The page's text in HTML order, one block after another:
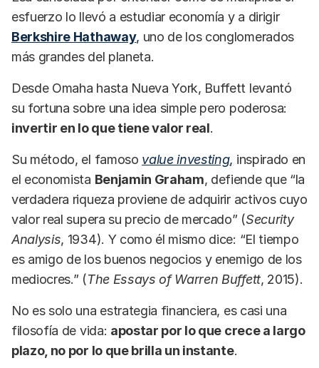
esfuerzo lo llevó a estudiar economía y a dirigir
Berkshire Hathaway, uno de los conglomerados
más grandes del planeta.
Desde Omaha hasta Nueva York, Buffett levantó
su fortuna sobre una idea simple pero poderosa:
invertir en lo que tiene valor real.
Su método, el famoso value investing, inspirado en
el economista Benjamin Graham, defiende que “la
verdadera riqueza proviene de adquirir activos cuyo
valor real supera su precio de mercado” (Security
Analysis, 1934). Y como él mismo dice: “El tiempo
es amigo de los buenos negocios y enemigo de los
mediocres.” (The Essays of Warren Buffett, 2015).
No es solo una estrategia financiera, es casi una
filosofía de vida: apostar por lo que crece a largo
plazo, no por lo que brilla un instante.